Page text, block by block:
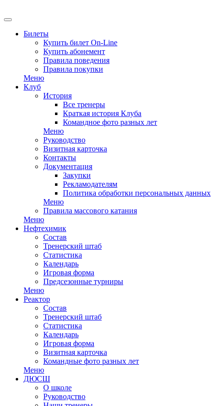
Билеты
Купить билет On-Line
Купить абонемент
Правила поведения
Правила покупки
Меню
Клуб
История
Все тренеры
Краткая история Клуба
Командное фото разных лет
Меню
Руководство
Визитная карточка
Контакты
Документация
Закупки
Рекламодателям
Политика обработки персональных данных
Меню
Правила массового катания
Меню
Нефтехимик
Состав
Тренерский штаб
Статистика
Календарь
Игровая форма
Предсезонные турниры
Меню
Реактор
Состав
Тренерский штаб
Статистика
Календарь
Игровая форма
Визитная карточка
Командные фото разных лет
Меню
ДЮСШ
О школе
Руководство